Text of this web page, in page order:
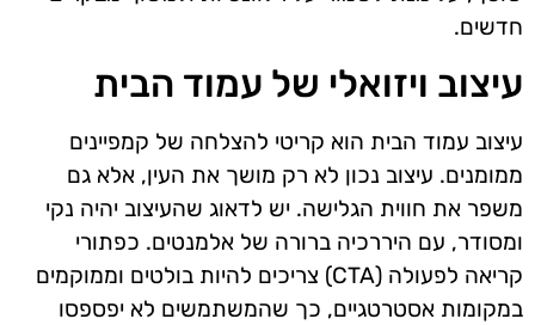
חדשים.
עיצוב ויזואלי של עמוד הבית
עיצוב עמוד הבית הוא קריטי להצלחה של קמפיינים
ממומנים. עיצוב נכון לא רק מושך את העין, אלא גם
משפר את חווית הגלישה. יש לדאוג שהעיצוב יהיה נקי
ומסודר, עם היררכיה ברורה של אלמנטים. כפתורי
קריאה לפעולה (CTA) צריכים להיות בולטים וממוקמים
במקומות אסטרטגיים, כך שהמשתמשים לא יפספסו